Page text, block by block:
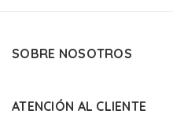
SOBRE NOSOTROS
ATENCIÓN AL CLIENTE